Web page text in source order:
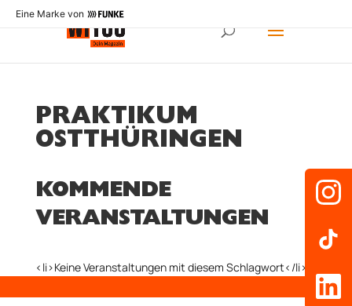
Eine Marke von
PRAKTIKUM
OSTTHÜRINGEN
KOMMENDE
VERANSTALTUNGEN
<li>Keine Veranstaltungen mit diesem Schlagwort</li>